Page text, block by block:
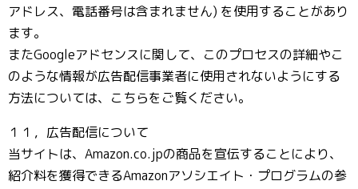
アドレス、電話番号は含まれません) を使用することがあり
ます。
またGoogleアドセンスに関して、このプロセスの詳細やこ
のような情報が広告配信事業者に使用されないようにする
方法については、こちらをご覧ください。
１１，広告配信について
当サイトは、Amazon.co.jpの商品を宣伝することにより、
紹介料を獲得できるAmazonアソシエイト・プログラムの参